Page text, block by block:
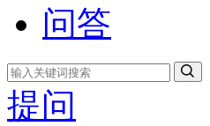
问答
提问